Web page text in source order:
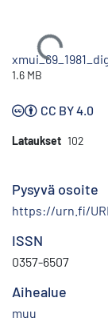
Ladataan...
1.6 MB
CC BY 4.0
Lataukset 102
Pysyvä osoite
https://urn.fi/
ISSN
0357-6507
Aihealue
muu